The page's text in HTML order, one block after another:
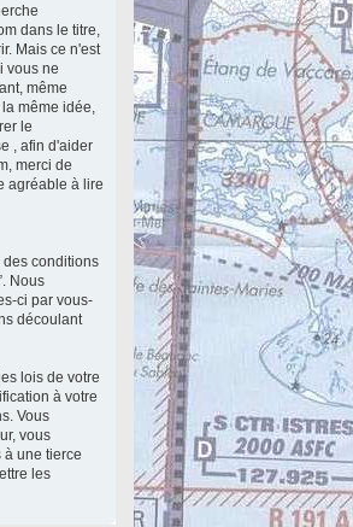
dans le titre,
Mais ce n'est
vous ne
même
même idée,
le
, afin d'aider
merci de
agréable à lire
des conditions
Nous
ci par vous-
découlant
lois de votre
à votre
Vous
vous
une tierce
les